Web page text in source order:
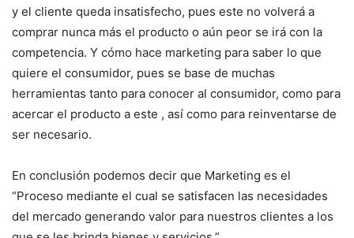
y el cliente queda insatisfecho, pues este no volverá a
comprar nunca más el producto o aún peor se irá con la
competencia. Y cómo hace marketing para saber lo que
quiere el consumidor, pues se base de muchas
herramientas tanto para conocer al consumidor, como para
acercar el producto a este , así como para reinventarse de
ser necesario.
En conclusión podemos decir que Marketing es el
“Proceso mediante el cual se satisfacen las necesidades
del mercado generando valor para nuestros clientes a los